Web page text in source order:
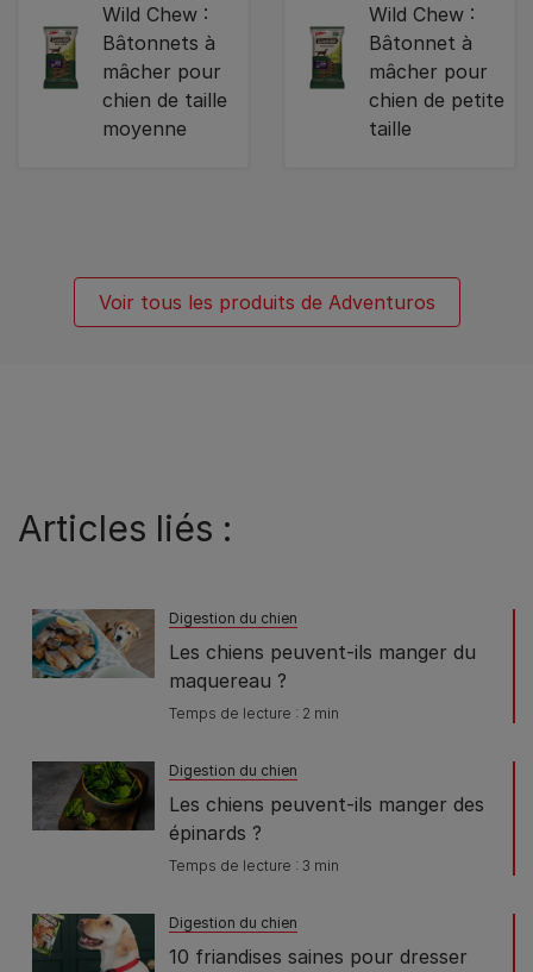
Voir tous les produits de Adventuros
Wild Chew :
Bâtonnets à
mâcher pour
chien de taille
moyenne
Wild Chew :
Bâtonnet à
mâcher pour
chien de petite
taille
Articles liés :
Digestion du chien
Les chiens peuvent-ils manger du
maquereau ?
Temps de lecture : 2 min
Digestion du chien
Les chiens peuvent-ils manger des
épinards ?
Temps de lecture : 3 min
Digestion du chien
10 friandises saines pour dresser